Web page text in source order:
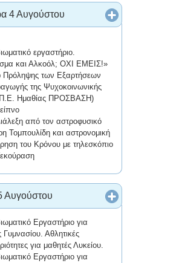
4 Αυγούστου
εργαστήριο.
και Αλκοόλ; ΟΧΙ ΕΜΕΙΣ!»
Πρόληψης των Εξαρτήσεων
της Ψυχοκοινωνικής
Π.Ε. Ημαθίας ΠΡΟΣΒΑΣΗ)
από τον αστροφυσικό
Τομπουλίδη και αστρονομική
του Κρόνου με τηλεσκόπιο
Αυγούστου
Εργαστήριο για
Γυμνασίου. Αθλητικές
για μαθητές Λυκείου.
Εργαστήριο για